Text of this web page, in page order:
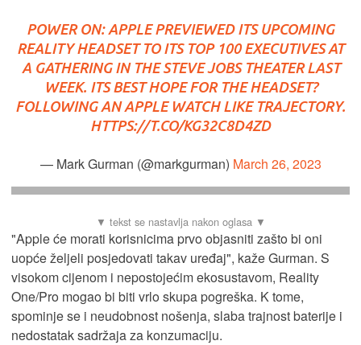
POWER ON: APPLE PREVIEWED ITS UPCOMING
REALITY HEADSET TO ITS TOP 100 EXECUTIVES AT
A GATHERING IN THE STEVE JOBS THEATER LAST
WEEK. ITS BEST HOPE FOR THE HEADSET?
FOLLOWING AN APPLE WATCH LIKE TRAJECTORY.
HTTPS://T.CO/KG32C8D4ZD
— Mark Gurman (@markgurman) March 26, 2023
"Apple će morati korisnicima prvo objasniti zašto bi oni
uopće željeli posjedovati takav uređaj", kaže Gurman. S
visokom cijenom i nepostojećim ekosustavom, Reality
One/Pro mogao bi biti vrlo skupa pogreška. K tome,
spominje se i neudobnost nošenja, slaba trajnost baterije i
nedostatak sadržaja za konzumaciju.